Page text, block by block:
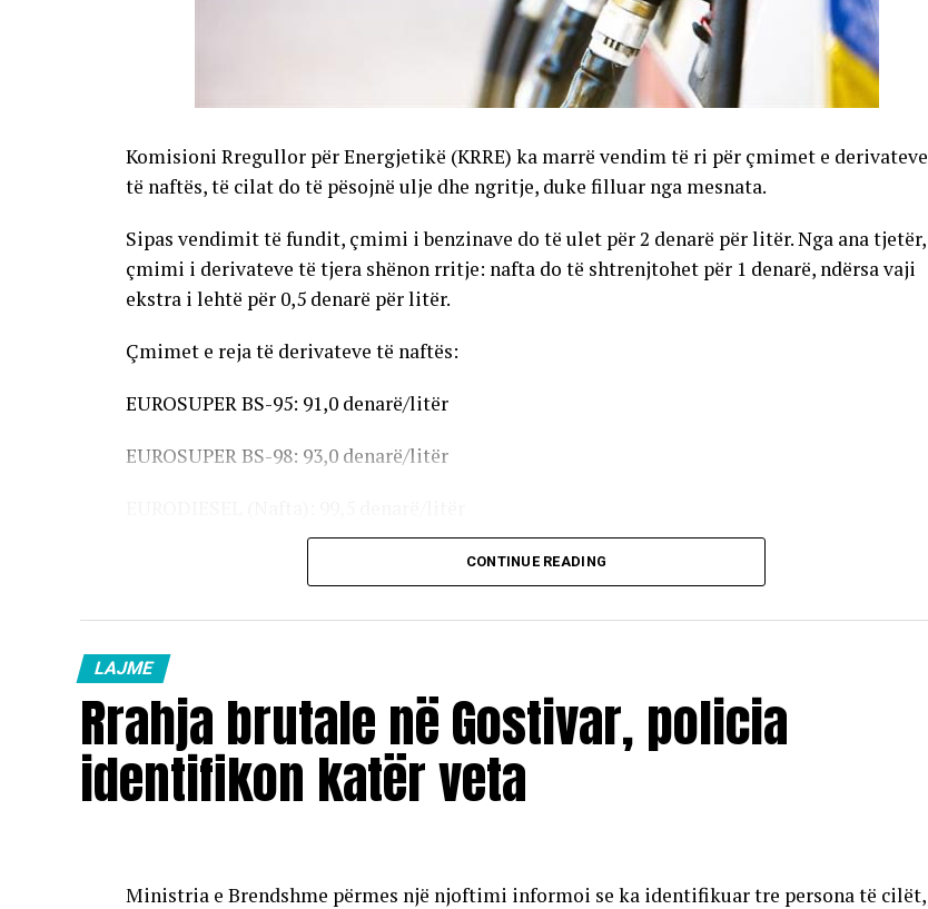
Komisioni Rregullor për Energjetikë (KRRE) ka marrë vendim të ri për çmimet e derivateve
të naftës, të cilat do të pësojnë ulje dhe ngritje, duke filluar nga mesnata.
Sipas vendimit të fundit, çmimi i benzinave do të ulet për 2 denarë për litër. Nga ana tjetër,
çmimi i derivateve të tjera shënon rritje: nafta do të shtrenjtohet për 1 denarë, ndërsa vaji
ekstra i lehtë për 0,5 denarë për litër.
Çmimet e reja të derivateve të naftës:
EUROSUPER BS-95: 91,0 denarë/litër
EUROSUPER BS-98: 93,0 denarë/litër
Vaji ekstra i lehtë (EL-1): 98,5 denarë/litërCONTINUE READING
LAJME
Rrahja brutale në Gostivar, policia
identifikon katër veta
Ministria e Brendshme përmes një njoftimi informoi se ka identifikuar tre persona të cilët,